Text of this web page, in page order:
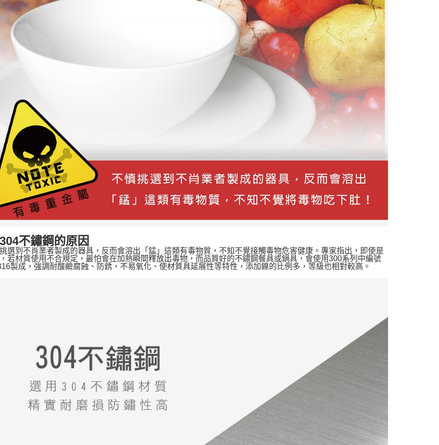
不鏽鋼的原因
選到不肖業者製成的器具，反而會溶出「錳」這類有毒物質，不知不覺接觸毒物危害健康。專家指出，即使是
若材質使用不合規定，最怕會在加熱瞬間釋放出毒物，而品質好的不鏽鋼餐具或鍋具，會使用300系列中編號
製成，強調耐酸鹼腐蝕、防銹，不易氧化、使材質具延展性等特性，添加鎳的比例多，等級也相對較高。